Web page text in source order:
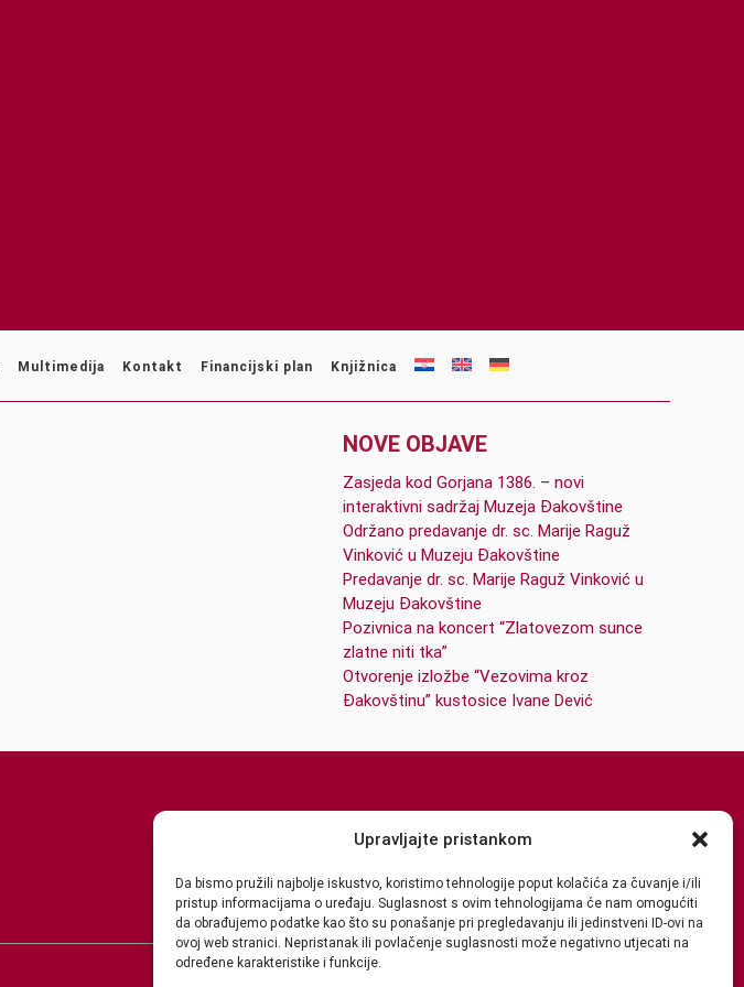
Upravljajte pristankom
Da bismo pružili najbolje iskustvo, koristimo tehnologije poput kolačića za čuvanje i/ili
pristup informacijama o uređaju. Suglasnost s ovim tehnologijama će nam omogućiti
da obrađujemo podatke kao što su ponašanje pri pregledavanju ili jedinstveni ID-ovi na
ovoj web stranici. Nepristanak ili povlačenje suglasnosti može negativno utjecati na
određene karakteristike i funkcije.
Multimedija Kontakt Financijski plan Knjižnica
NOVE OBJAVE
Zasjeda kod Gorjana 1386. – novi
interaktivni sadržaj Muzeja Đakovštine
Održano predavanje dr. sc. Marije Raguž
Vinković u Muzeju Đakovštine
Predavanje dr. sc. Marije Raguž Vinković u
Muzeju Đakovštine
Pozivnica na koncert “Zlatovezom sunce
zlatne niti tka”
Otvorenje izložbe “Vezovima kroz
Đakovštinu” kustosice Ivane Dević